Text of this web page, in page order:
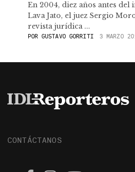
En 2004, diez años antes del
Lava Jato, el juez Sergio
revista jurídica ...
POR GUSTAVO GORRITI 3 MARZO
CONTÁCTANOS